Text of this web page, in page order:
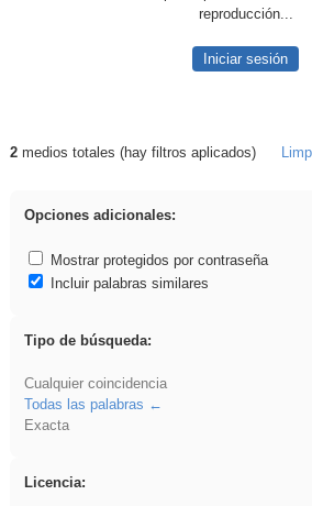
reproducción...
Iniciar sesión
Resultados de:
2medios totales (hay filtros aplicados)
Opciones adicionales:
Mostrar protegidos por contraseña
Incluir palabras similares
Tipo de búsqueda:
Cualquier coincidencia
Todas las palabras
Exacta
Licencia: